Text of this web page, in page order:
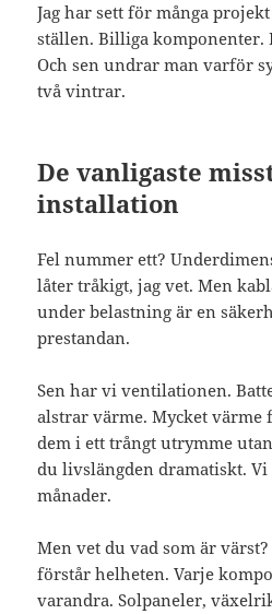
Jag har sett för många
ställen. Billiga komponenter.
Och sen undrar man varför
två vintrar.
De vanligaste
installation
Fel nummer ett?
låter tråkigt, jag vet. Men
under belastning är en
prestandan.
Sen har vi ventilationen.
alstrar värme. Mycket värme
dem i ett trångt utrymme
du livslängden dramatiskt.
månader.
Men vet du vad som är
förstår helheten. Varje
varandra. Solpaneler,